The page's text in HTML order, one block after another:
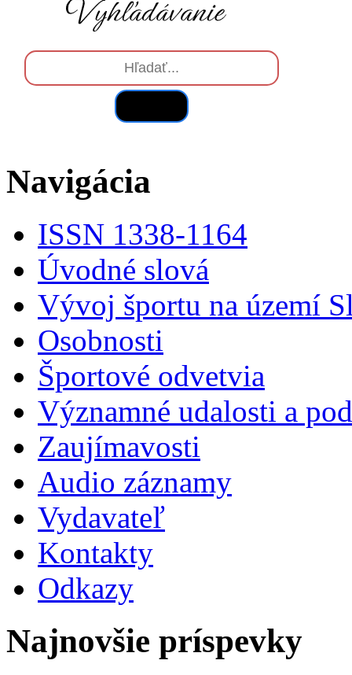
Navigácia
ISSN 1338-1164
Úvodné slová
Vývoj športu na území
Osobnosti
Športové odvetvia
Významné udalosti a
Zaujímavosti
Audio záznamy
Vydavateľ
Kontakty
Odkazy
Najnovšie príspevky